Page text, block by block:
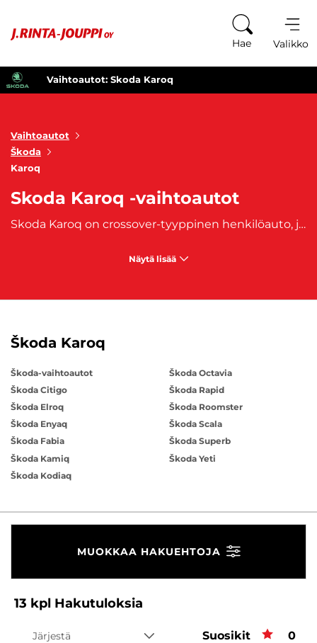
Hae Valikko
Vaihtoautot: Skoda Karoq
Vaihtoautot
Škoda
Karoq
Skoda Karoq -vaihtoautot
Skoda Karoq on crossover-tyyppinen henkilöauto, jonka valmistaminen aloitettiin vuonna 2017. Skoda Karoq -vaihtoauto on sopiva ihmisille, jotka etsivät kompaktia SUV-mallista vaihtoautoa. Skoda Karoq -vaihtoautot ulkonäköönsä nähden yllättävän tilavan sisustan sekä monipuoliset ajo-ominaisuudet. Lisäksi Skoda Karoq -vaihtoauton moderni muotoilu ja pienet yksityiskohdat lisäävät näyttävyyttä liikenteessä. Voisikin jopa sanoa, että Skoda Karoq:ssa on mukava viettää aikaa. Miköäli kaipaat näyttävyyttä, mutta samalla käytännöllisyyttä, osta Skoda Karoq -vaihtoauto J. Rinta-Joupilta.
Näytä lisää
Škoda Karoq
Škoda-vaihtoautot
Škoda Citigo
Škoda Elroq
Škoda Enyaq
Škoda Fabia
Škoda Kamiq
Škoda Kodiaq
Škoda Octavia
Škoda Rapid
Škoda Roomster
Škoda Scala
Škoda Superb
Škoda Yeti
MUOKKAA HAKUEHTOJA
13 kpl Hakutuloksia
Järjestä Suosikit 0